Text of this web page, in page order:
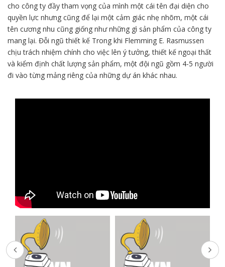
cho công ty đầy tham vọng của mình một cái tên đại diện cho
quyền lực nhưng cũng để lại một cảm giác nhẹ nhõm, một cái
tên cương nhu cũng giống như những gì sản phẩm của công ty
mang lại. Đỗi ngũ thiết kế Trong khi Flemming E. Rasmussen
chịu trách nhiệm chính cho việc lên ý tưởng, thiết kế ngoại thất
và kiểm định chất lượng sản phẩm, một đội ngũ gồm 4-5 người
đi vào từng mảng riêng của những dự án khác nhau.